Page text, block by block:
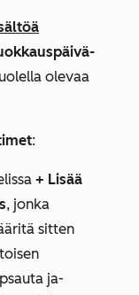
olevaa
:
+ Lisää
, jonka
sitten
ja-